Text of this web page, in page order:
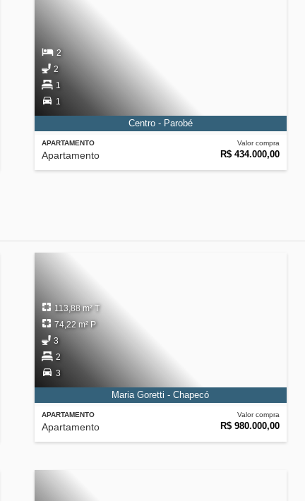
APARTAMENTO
Apartamento
Valor compra
R$ 434.000,00
2
2
1
1
Centro - Parobé
APARTAMENTO
Apartamento
Valor compra
R$ 980.000,00
113,88 m² T
74,22 m² P
3
2
3
Maria Goretti - Chapecó